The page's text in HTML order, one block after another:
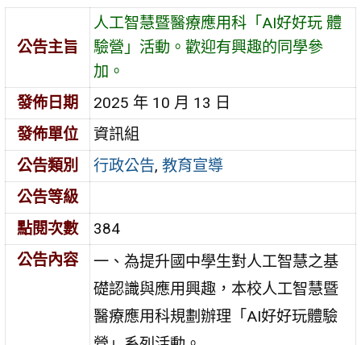
公告主旨
人工智慧暨醫療應用科「AI好好玩 體
驗營」活動。歡迎有興趣的同學參
加。
發佈日期
2025 年 10 月 13 日
發佈單位
資訊組
公告類別
行政公告,教育宣導
公告等級
點閱次數
384
公告內容
一、為提升國中學生對人工智慧之基
礎認識與應用興趣，本校人工智慧暨
醫療應用科規劃辦理「AI好好玩體驗